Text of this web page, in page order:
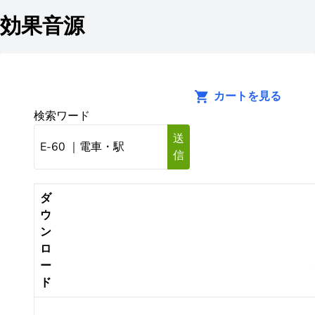
効果音源
カートを見る
検索ワード
送
信
ダ
ウ
ン
ロ
ー
ド